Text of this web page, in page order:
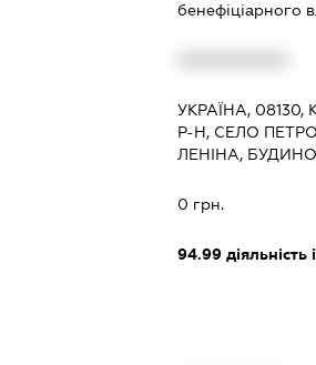
бенефіціарного
УКРАЇНА,
Р-Н, СЕЛО
ЛЕНІНА,
0 грн.
94.99